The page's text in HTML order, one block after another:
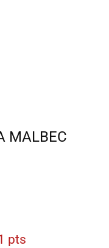
MALBEC
pts